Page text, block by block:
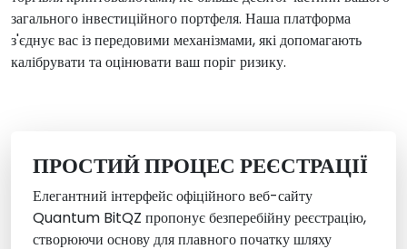
загального інвестиційного портфеля. Наша платформа
з'єднує вас із передовими механізмами, які допомагають
калібрувати та оцінювати ваш поріг ризику.
ПРОСТИЙ ПРОЦЕС РЕЄСТРАЦІЇ
Елегантний інтерфейс офіційного веб-сайту
Quantum BitQZ пропонує безперебійну реєстрацію,
створюючи основу для плавного початку шляху